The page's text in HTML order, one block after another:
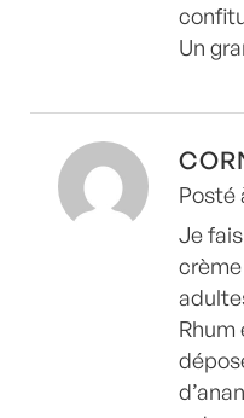
Un
Posté
Je
Rhum